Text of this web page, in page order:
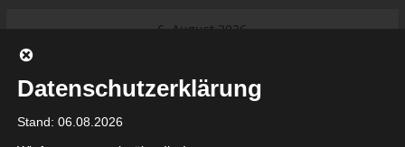
6. August 2026
beginnt am 22. und 23. August
2026 (Update)
Datenschutzerklärung
Stand: 06.08.2026